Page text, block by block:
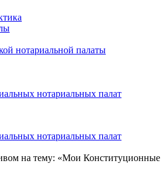
нотариальной палаты
нотариальных палат
нотариальных палат
на тему: «Мои Конституционные